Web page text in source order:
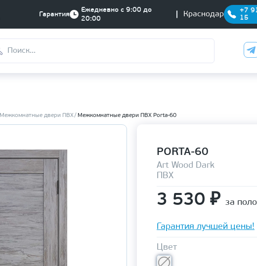
Гарантия
Ежедневно с 9:00 до
20:00
Краснодар
+7
15
Межкомнатные двери ПВХ Межкомнатные двери ПВХ Porta-60
PORTA-60
Art Wood Dark
ПВХ
3 530 ₽ за
Гарантия лучшей цены!
Цвет